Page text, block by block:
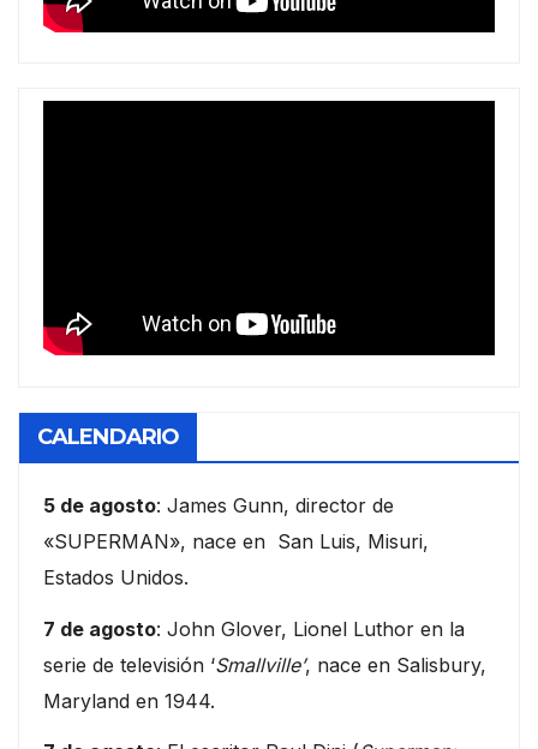
CALENDARIO
5 de agosto: James Gunn, director de
«SUPERMAN», nace en San Luis, Misuri,
Estados Unidos.
7 de agosto: John Glover, Lionel Luthor en la
serie de televisión ‘Smallville’, nace en Salisbury,
Maryland en 1944.